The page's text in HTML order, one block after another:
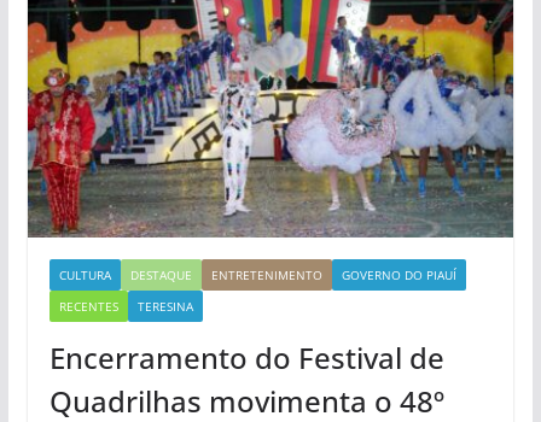
CULTURA DESTAQUE ENTRETENIMENTO
GOVERNO DO PIAUÍ
RECENTES
TERESINA
Encerramento do Festival de
Quadrilhas movimenta o 48º